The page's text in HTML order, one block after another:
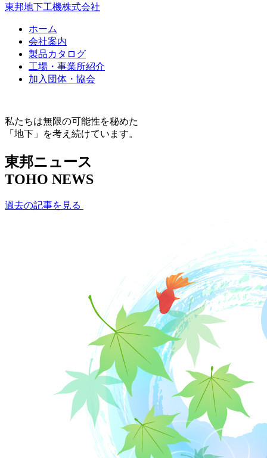
東邦地下工機株式会社
ホーム
会社案内
製品カタログ
工場・事業所紹介
加入団体・協会
私たちは無限の可能性を秘めた
「地下」を考え続けています。
東邦ニュース
TOHO NEWS
過去の記事を見る